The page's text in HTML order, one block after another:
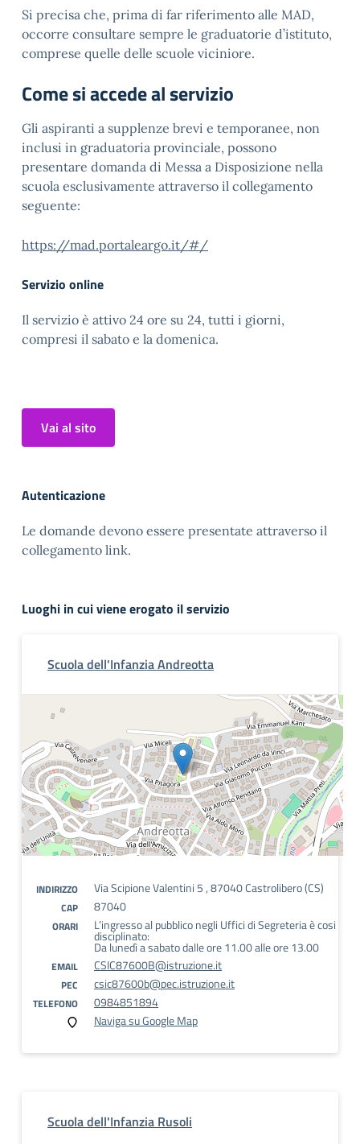
Si precisa che, prima di far riferimento alle MAD,
occorre consultare sempre le graduatorie d’istituto,
comprese quelle delle scuole viciniore.
Come si accede al servizio
Gli aspiranti a supplenze brevi e temporanee, non
inclusi in graduatoria provinciale, possono
presentare domanda di Messa a Disposizione nella
scuola esclusivamente attraverso il collegamento
seguente:
https://mad.portaleargo.it/#/
Servizio online
Il servizio è attivo 24 ore su 24, tutti i giorni,
compresi il sabato e la domenica.
Vai al sito
Autenticazione
Le domande devono essere presentate attraverso il
collegamento link.
Luoghi in cui viene erogato il servizio
Scuola dell'Infanzia Andreotta
INDIRIZZO Via Scipione Valentini 5 , 87040 Castrolibero (CS)
CAP 87040
ORARI L’ingresso al pubblico negli Uffici di Segreteria è cosi
disciplinato:
Da lunedì a sabato dalle ore 11.00 alle ore 13.00
EMAIL CSIC87600B@istruzione.it
PEC csic87600b@pec.istruzione.it
TELEFONO
0984851894
Naviga su Google Map
Scuola dell'Infanzia Rusoli